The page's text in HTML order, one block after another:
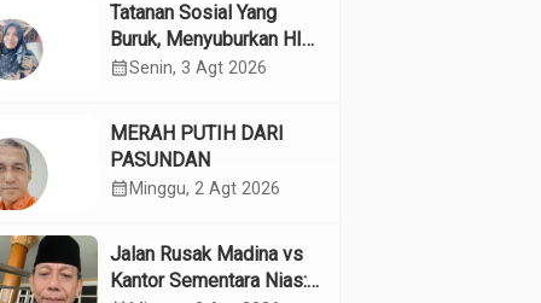
Tatanan Sosial Yang
Buruk, Menyuburkan HIV
Pada Remaja
calendar_monthSenin, 3 Agt 2026
MERAH PUTIH DARI
PASUNDAN
calendar_month Minggu, 2 Agt 2026
Jalan Rusak Madina vs
Kantor Sementara Nias: